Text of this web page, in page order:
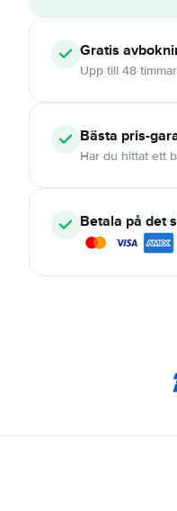
Gratis
Upp till 48
Bästa pris-
Har du hittat ett
Betala på det